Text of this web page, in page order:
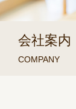
会社案内
COMPANY